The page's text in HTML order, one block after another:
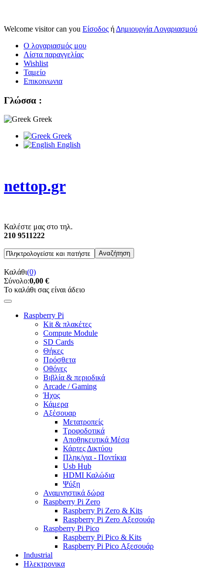
Welcome visitor can you Είσοδος ή Δημιουργία Λογαριασμού
Ο λογαριασμός μου
Λίστα παραγγελίας
Wishlist
Ταμείο
Επικοινωνια
Γλώσσα :
Greek
Greek
English
nettop.gr
Καλέστε μας στο τηλ.
210 9511222
Καλάθι(0)
Σύνολο:0,00 €
Το καλάθι σας είναι άδειο
Raspberry Pi
Kit & πλακέτες
Compute Module
SD Cards
Θήκες
Πρόσθετα
Οθόνες
Βιβλία & περιοδικά
Arcade / Gaming
Ήχος
Κάμερα
Αξέσουαρ
Μετατροπείς
Τροφοδοτικά
Αποθηκευτικά Μέσα
Κάρτες Δικτύου
Πληκ/για - Ποντίκια
Usb Hub
HDMI Καλώδια
Ψύξη
Αναμνηστικά δώρα
Raspberry Pi Zero
Raspberry Pi Zero & Kits
Raspberry Pi Zero Αξεσουάρ
Raspberry Pi Pico
Raspberry Pi Pico & Kits
Raspberry Pi Pico Αξεσουάρ
Industrial
Ηλεκτρονικα